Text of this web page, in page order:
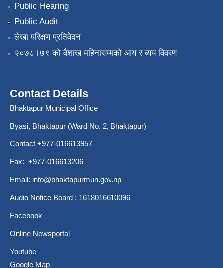
Public Hearing
Public Audit
लेखा परिक्षण प्रतिवेदन
२०७८।७९ को वैशाख महिनासम्मको आय र व्यय विवरण
Contact Details
Bhaktapur Municipal Office
Byasi, Bhaktapur (Ward No. 2, Bhaktapur)
Contact +977-016613957
Fax: +977-016613206
Email: info@bhaktapurmun.gov.np
Audio Notice Board : 1618016610096
Facebook
Online Newsportal
Youtube
Google Map